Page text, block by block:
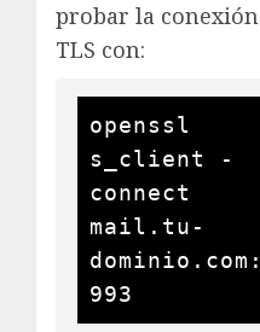
probar la conexión
TLS con:
openssl
s_client -
connect
mail.tu-
dominio.com: